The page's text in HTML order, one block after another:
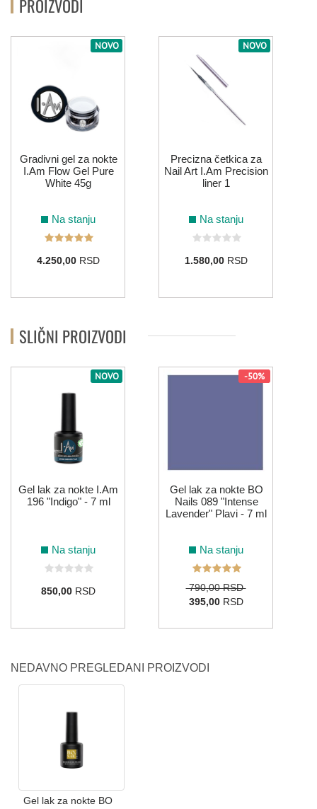
PROIZVODI
NOVO
Gradivni gel za nokte
I.Am Flow Gel Pure
White 45g
Na stanju
4.250,00RSD
NOVO
Precizna četkica za
Nail Art I.Am Precision
liner 1
Na stanju
1.580,00RSD
SLIČNI PROIZVODI
NOVO
Gel lak za nokte I.Am
196 "Indigo" - 7 ml
Na stanju
850,00RSD
-50%
Gel lak za nokte BO
Nails 089 "Intense
Lavender" Plavi - 7 ml
Na stanju
790,00 RSD
395,00RSD
NEDAVNO PREGLEDANI PROIZVODI
Gel lak za nokte BO